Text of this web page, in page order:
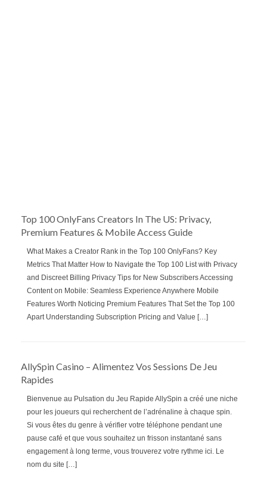
Top 100 OnlyFans Creators In The US: Privacy,
Premium Features & Mobile Access Guide
What Makes a Creator Rank in the Top 100 OnlyFans? Key
Metrics That Matter How to Navigate the Top 100 List with Privacy
and Discreet Billing Privacy Tips for New Subscribers Accessing
Content on Mobile: Seamless Experience Anywhere Mobile
Features Worth Noticing Premium Features That Set the Top 100
Apart Understanding Subscription Pricing and Value […]
AllySpin Casino – Alimentez Vos Sessions De Jeu
Rapides
Bienvenue au Pulsation du Jeu Rapide AllySpin a créé une niche
pour les joueurs qui recherchent de l’adrénaline à chaque spin.
Si vous êtes du genre à vérifier votre téléphone pendant une
pause café et que vous souhaitez un frisson instantané sans
engagement à long terme, vous trouverez votre rythme ici. Le
nom du site […]